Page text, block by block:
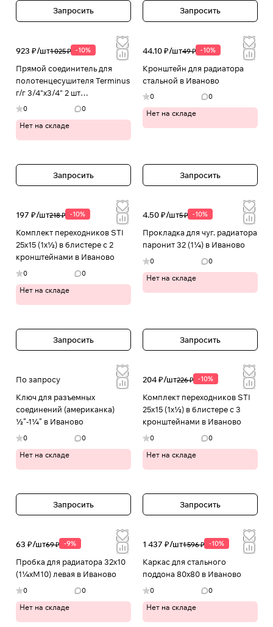
Запросить Запросить
923 ₽/шт1 025 ₽ -10%
Прямой соединитель для
полотенцесушителя Terminus
г/г 3/4"х3/4" 2 шт
4620768883071 в Иваново
0 0
Нет на складе
Запросить
44.10 ₽/шт49 ₽ -10%
Кронштейн для радиатора
стальной в Иваново
0 0
Нет на складе
Запросить
197 ₽/шт218 ₽ -10%
Комплект переходников STI
25х15 (1х½) в блистере с 2
кронштейнами в Иваново
0 0
Нет на складе
Запросить
4.50 ₽/шт5 ₽ -10%
Прокладка для чуг. радиатора
паронит 32 (1¼) в Иваново
0 0
Нет на складе
Запросить
По запросу
Ключ для разъемных
соединений (американка)
½”-1¼” в Иваново
0 0
Нет на складе
Запросить
204 ₽/шт226 ₽ -10%
Комплект переходников STI
25х15 (1х½) в блистере с 3
кронштейнами в Иваново
0 0
Нет на складе
Запросить
63 ₽/шт69 ₽ -9%
Пробка для радиатора 32х10
(1¼хМ10) левая в Иваново
0 0
Нет на складе
1 437 ₽/шт1 596 ₽ -10%
Каркас для стального
поддона 80х80 в Иваново
0 0
Нет на складе